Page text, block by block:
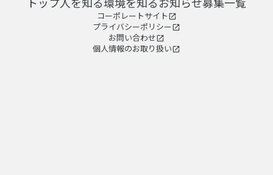
コーポレートサイト open_in_new
プライバシーポリシーopen_in_new
お問い合わせopen_in_new
個人情報のお取り扱いopen_in_new